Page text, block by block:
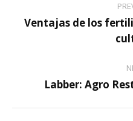
navigation
Ventajas de los
Labber: Agro